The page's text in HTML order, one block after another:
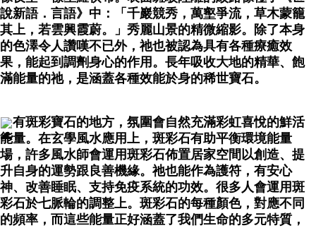
說新語．言語》中：「千巖競秀，萬壑爭流，草木蒙籠
其上，若雲興霞蔚。」秀麗山景的精微縮影。除了本身
的色澤令人讚嘆不已外，祂也被認為具有各種療癒效
果，能起到調劑身心的作用。長年吸收大地的精華、飽
滿能量的祂，是涵蓋各種效能於身的稀世寶石。
有斑彩寶石的地方，氛圍會自然充滿彩虹喜悅的鮮活
能量。在玄學風水應用上，斑彩石有助平衡環境能量
場，許多風水師會運用斑彩石佈置居家空間以創造、提
升自身的運勢跟良善機緣。祂也能作為護符，有安心
神、改善睡眠、支持免疫系統的功效。很多人會運用斑
彩石於七脈輪的調整上。斑彩石的每種顏色，對應不同
的頻率，而這些能量正好涵蓋了我們生命的多元特質，